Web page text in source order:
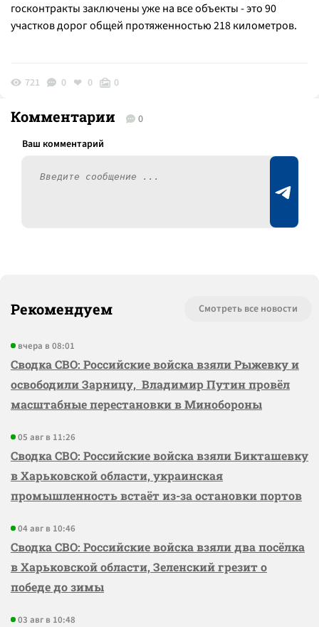
госконтракты заключены уже на все объекты - это 90
участков дорог общей протяженностью 218 километров.
721 0 0 0
Комментарии 0
Рекомендуем Смотреть все новости
вчера в 08:01
Сводка СВО: Российские войска взяли Рыжевку и
освободили Зарницу, Владимир Путин провёл
масштабные перестановки в Минобороны
05 авг в 11:26
Сводка СВО: Российские войска взяли Бикташевку
в Харьковской области, украинская
промышленность встаёт из-за остановки портов
04 авг в 10:46
Сводка СВО: Российские войска взяли два посёлка
в Харьковской области, Зеленский грезит о
победе до зимы
03 авг в 10:48